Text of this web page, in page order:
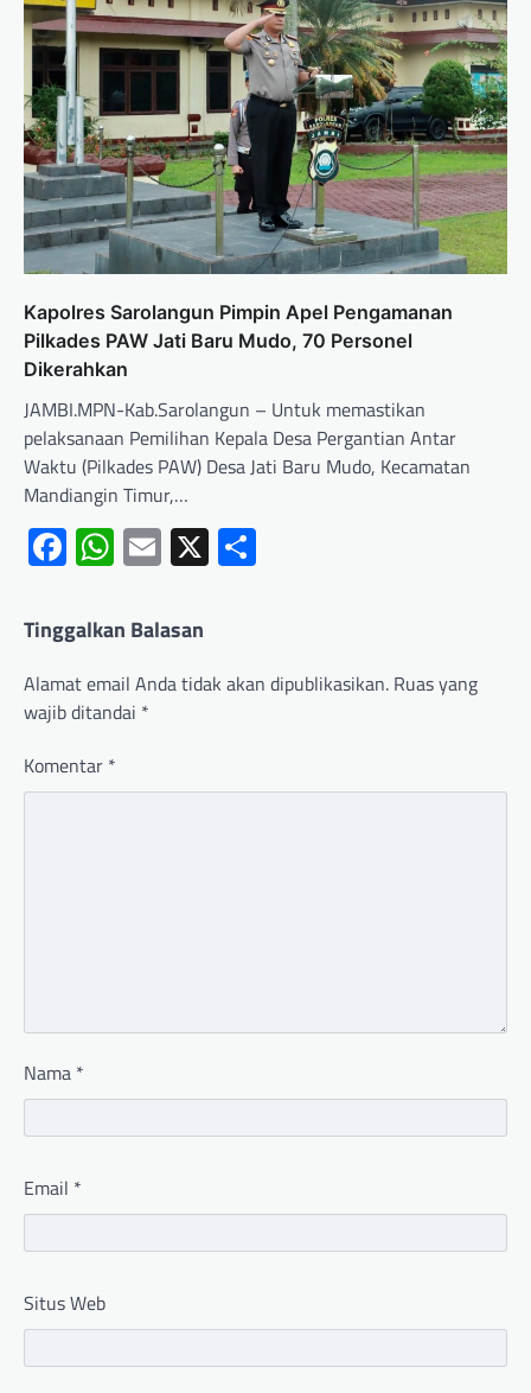
Kapolres Sarolangun Pimpin Apel Pengamanan
Pilkades PAW Jati Baru Mudo, 70 Personel
Dikerahkan
JAMBI.MPN-Kab.Sarolangun – Untuk memastikan
pelaksanaan Pemilihan Kepala Desa Pergantian Antar
Waktu (Pilkades PAW) Desa Jati Baru Mudo, Kecamatan
Mandiangin Timur,…
Facebook
WhatsApp
Email
X
Tinggalkan Balasan
Alamat email Anda tidak akan dipublikasikan. Ruas yang
wajib ditandai *
Komentar *
Nama *
Email *
Situs Web